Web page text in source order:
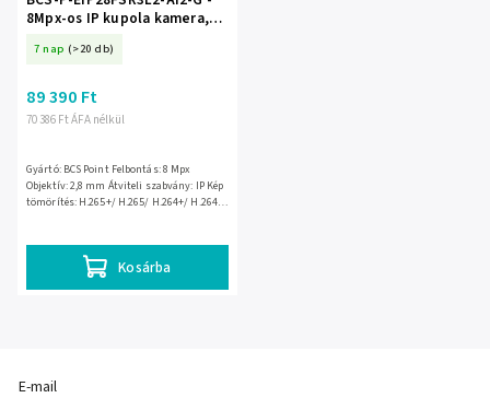
8Mpx-os IP kupola kamera,
7 nap (>20 db)
70 386 Ft ÁFA nélkül
89 390 Ft
Kosárba
Gyártó: BCS Point Felbontás: 8 Mpx
Objektív: 2,8 mm Átviteli szabvány: IP Kép
tömörítés: H.265+/ H.265/ H.264+/ H.264/
E-mail